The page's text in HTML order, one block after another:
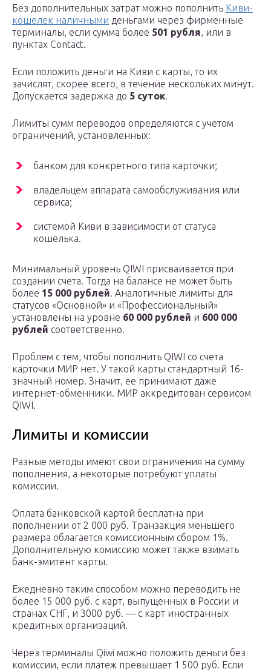
Без дополнительных затрат можно пополнить Киви-
кошелек наличными деньгами через фирменные
терминалы, если сумма более 501 рубля, или в
пунктах Contact.
Если положить деньги на Киви с карты, то их
зачислят, скорее всего, в течение нескольких минут.
Допускается задержка до 5 суток.
Лимиты сумм переводов определяются с учетом
ограничений, установленных:
банком для конкретного типа карточки;
владельцем аппарата самообслуживания или
сервиса;
системой Киви в зависимости от статуса
кошелька.
Минимальный уровень QIWI присваивается при
создании счета. Тогда на балансе не может быть
более 15 000 рублей. Аналогичные лимиты для
статусов «Основной» и «Профессиональный»
установлены на уровне 60 000 рублей и 600 000
рублей соответственно.
Проблем с тем, чтобы пополнить QIWI со счета
карточки МИР нет. У такой карты стандартный 16-
значный номер. Значит, ее принимают даже
интернет-обменники. МИР аккредитован сервисом
QIWI.
Лимиты и комиссии
Разные методы имеют свои ограничения на сумму
пополнения, а некоторые потребуют уплаты
комиссии.
Оплата банковской картой бесплатна при
пополнении от 2 000 руб. Транзакция меньшего
размера облагается комиссионным сбором 1%.
Дополнительную комиссию может также взимать
банк-эмитент карты.
Ежедневно таким способом можно переводить не
более 15 000 руб. с карт, выпущенных в России и
странах СНГ, и 3000 руб. — с карт иностранных
кредитных организаций.
Через терминалы Qiwi можно положить деньги без
комиссии, если платеж превышает 1 500 руб. Если